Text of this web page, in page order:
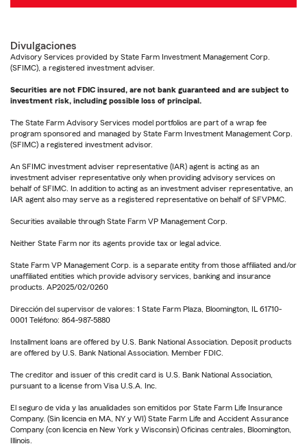
Divulgaciones
Advisory Services provided by State Farm Investment Management Corp.
(SFIMC), a registered investment adviser.
Securities are not FDIC insured, are not bank guaranteed and are subject to
investment risk, including possible loss of principal.
The State Farm Advisory Services model portfolios are part of a wrap fee
program sponsored and managed by State Farm Investment Management Corp.
(SFIMC) a registered investment advisor.
An SFIMC investment adviser representative (IAR) agent is acting as an
investment adviser representative only when providing advisory services on
behalf of SFIMC. In addition to acting as an investment adviser representative, an
IAR agent also may serve as a registered representative on behalf of SFVPMC.
Securities available through State Farm VP Management Corp.
Neither State Farm nor its agents provide tax or legal advice.
State Farm VP Management Corp. is a separate entity from those affiliated and/or
unaffiliated entities which provide advisory services, banking and insurance
products. AP2025/02/0260
Dirección del supervisor de valores: 1 State Farm Plaza, Bloomington, IL 61710-
0001 Teléfono: 864-987-5880
Installment loans are offered by U.S. Bank National Association. Deposit products
are offered by U.S. Bank National Association. Member FDIC.
The creditor and issuer of this credit card is U.S. Bank National Association,
pursuant to a license from Visa U.S.A. Inc.
El seguro de vida y las anualidades son emitidos por State Farm Life Insurance
Company. (Sin licencia en MA, NY y WI) State Farm Life and Accident Assurance
Company (con licencia en New York y Wisconsin) Oficinas centrales, Bloomington,
Illinois.